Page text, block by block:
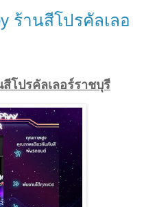
ร้านสีโปรคัลเลอ
โปรคัลเลอร์ราชบุรี